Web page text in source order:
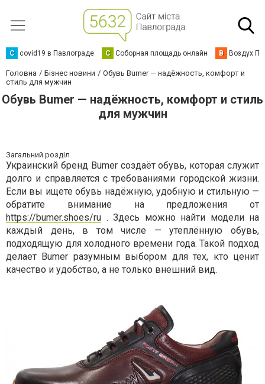
C covid19 в Павлограде С Соборная площадь онлайн В Воздух
Головна Бізнес новини
Обувь Bumer — надёжность, комфорт и
стиль для мужчин
Обувь Bumer — надёжность, комфорт и стиль
для мужчин
Загальний розділ
Украинский бренд Bumer создаёт обувь, которая служит
долго и справляется с требованиями городской жизни.
Если вы ищете обувь надёжную, удобную и стильную —
обратите внимание на предложения от
https://bumer.shoes/ru . Здесь можно найти модели на
каждый день, в том числе — утеплённую обувь,
подходящую для холодного времени года. Такой подход
делает Bumer разумным выбором для тех, кто ценит
качество и удобство, а не только внешний вид.